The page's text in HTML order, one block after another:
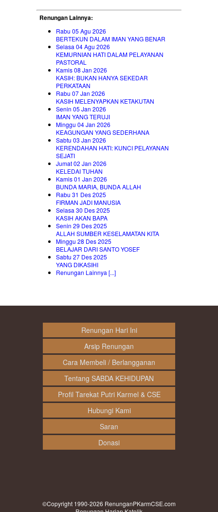
Renungan Lainnya:
Rabu 05 Agu 2026
BERTEKUN DALAM IMAN YANG BENAR
Selasa 04 Agu 2026
KEMURNIAN HATI DALAM PELAYANAN
PASTORAL
Kamis 08 Jan 2026
KASIH: BUKAN HANYA SEKEDAR
PERKATAAN
Rabu 07 Jan 2026
KASIH MELENYAPKAN KETAKUTAN
Senin 05 Jan 2026
IMAN YANG TERUJI
Minggu 04 Jan 2026
KEAGUNGAN YANG SEDERHANA
Sabtu 03 Jan 2026
KERENDAHAN HATI: KUNCI PELAYANAN
SEJATI
Jumat 02 Jan 2026
KELEDAI TUHAN
Kamis 01 Jan 2026
BUNDA MARIA, BUNDA ALLAH
Rabu 31 Des 2025
FIRMAN JADI MANUSIA
Selasa 30 Des 2025
KASIH AKAN BAPA
Senin 29 Des 2025
ALLAH SUMBER KESELAMATAN KITA
Minggu 28 Des 2025
BELAJAR DARI SANTO YOSEF
Sabtu 27 Des 2025
YANG DIKASIHI
Renungan Lainnya [...]
Renungan Hari Ini
Arsip Renungan
Cara Membeli / Berlangganan
Tentang SABDA KEHIDUPAN
Profil Tarekat Putri Karmel & CSE
Hubungi Kami
Saran
Donasi
©Copyright 1990-2026 RenunganPKarmCSE.com